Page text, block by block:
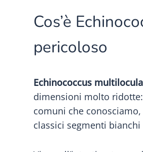
Cos’è
pericoloso
Echinococcus
dimensioni molto
comuni che
classici segmenti